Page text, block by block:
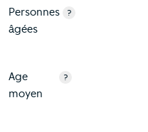
Personnes
âgées
?
Age
moyen
?